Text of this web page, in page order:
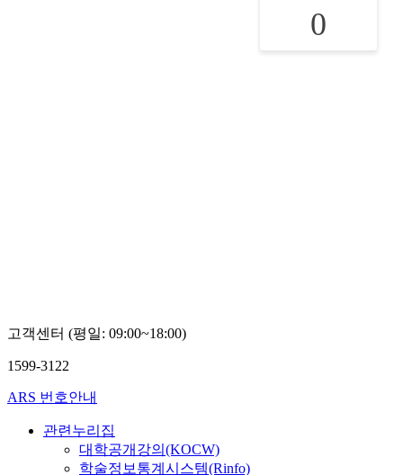
0
고객센터 (평일: 09:00~18:00)
1599-3122
ARS 번호안내
관련누리집
대학공개강의(KOCW)
학술정보통계시스템(Rinfo)